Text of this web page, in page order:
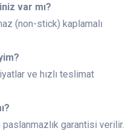
var mı?
(non-stick) kaplamalı
ve hızlı teslimat
garantisi verilir.